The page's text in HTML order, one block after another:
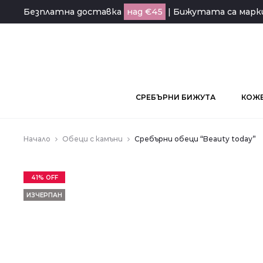
Безплатна доставка над €45 | Бижутата са
СРЕБЪРНИ БИЖУТА
Начало Обеци с камъни Сребърни обеци “Beauty today”
41% OFF
ИЗЧЕРПАН